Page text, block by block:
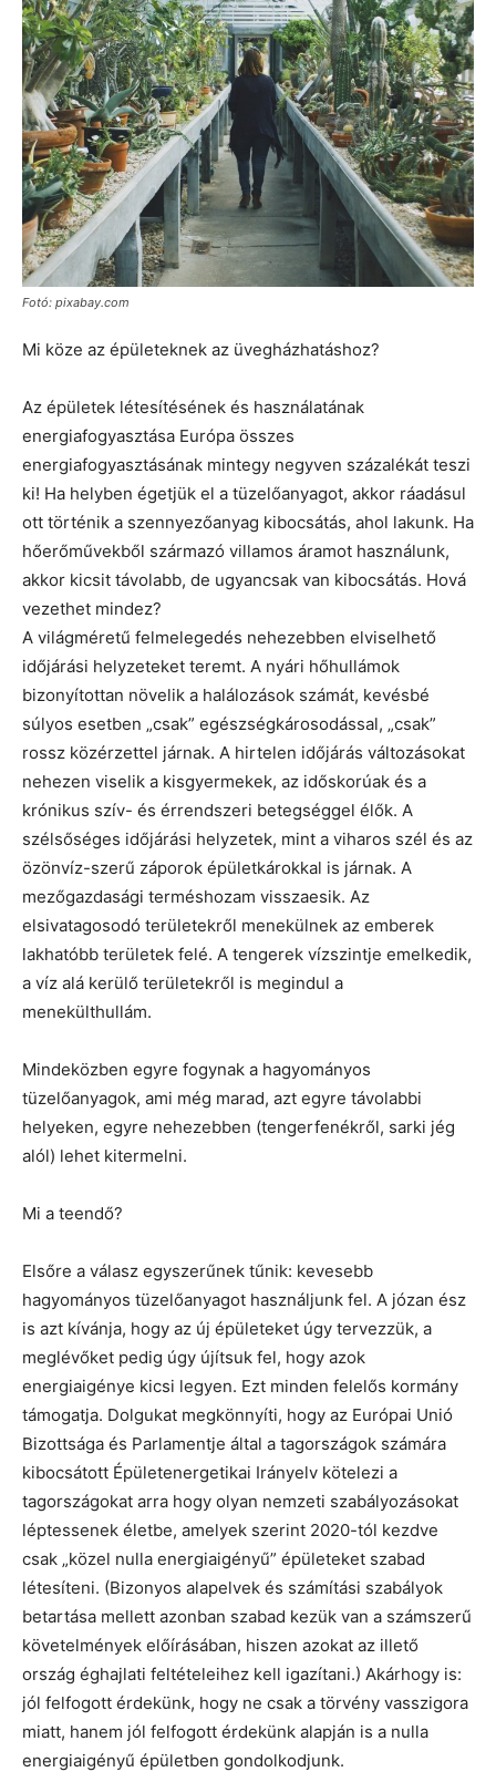
Fotó: pixabay.com
Mi köze az épületeknek az üvegházhatáshoz?
Az épületek létesítésének és használatának
energiafogyasztása Európa összes
energiafogyasztásának mintegy negyven százalékát teszi
ki! Ha helyben égetjük el a tüzelőanyagot, akkor ráadásul
ott történik a szennyezőanyag kibocsátás, ahol lakunk. Ha
hőerőművekből származó villamos áramot használunk,
akkor kicsit távolabb, de ugyancsak van kibocsátás. Hová
vezethet mindez?
A világméretű felmelegedés nehezebben elviselhető
időjárási helyzeteket teremt. A nyári hőhullámok
bizonyítottan növelik a halálozások számát, kevésbé
súlyos esetben „csak” egészségkárosodással, „csak”
rossz közérzettel járnak. A hirtelen időjárás változásokat
nehezen viselik a kisgyermekek, az időskorúak és a
krónikus szív- és érrendszeri betegséggel élők. A
szélsőséges időjárási helyzetek, mint a viharos szél és az
özönvíz-szerű záporok épületkárokkal is járnak. A
mezőgazdasági terméshozam visszaesik. Az
elsivatagosodó területekről menekülnek az emberek
lakhatóbb területek felé. A tengerek vízszintje emelkedik,
a víz alá kerülő területekről is megindul a
menekülthullám.
Mindeközben egyre fogynak a hagyományos
tüzelőanyagok, ami még marad, azt egyre távolabbi
helyeken, egyre nehezebben (tengerfenékről, sarki jég
alól) lehet kitermelni.
Mi a teendő?
Elsőre a válasz egyszerűnek tűnik: kevesebb
hagyományos tüzelőanyagot használjunk fel. A józan ész
is azt kívánja, hogy az új épületeket úgy tervezzük, a
meglévőket pedig úgy újítsuk fel, hogy azok
energiaigénye kicsi legyen. Ezt minden felelős kormány
támogatja. Dolgukat megkönnyíti, hogy az Európai Unió
Bizottsága és Parlamentje által a tagországok számára
kibocsátott Épületenergetikai Irányelv kötelezi a
tagországokat arra hogy olyan nemzeti szabályozásokat
léptessenek életbe, amelyek szerint 2020-tól kezdve
csak „közel nulla energiaigényű” épületeket szabad
létesíteni. (Bizonyos alapelvek és számítási szabályok
betartása mellett azonban szabad kezük van a számszerű
követelmények előírásában, hiszen azokat az illető
ország éghajlati feltételeihez kell igazítani.) Akárhogy is:
jól felfogott érdekünk, hogy ne csak a törvény vasszigora
miatt, hanem jól felfogott érdekünk alapján is a nulla
energiaigényű épületben gondolkodjunk.